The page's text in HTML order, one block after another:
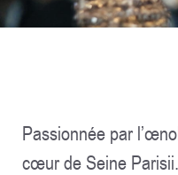
Passionnée par
cœur de Seine Parisii.